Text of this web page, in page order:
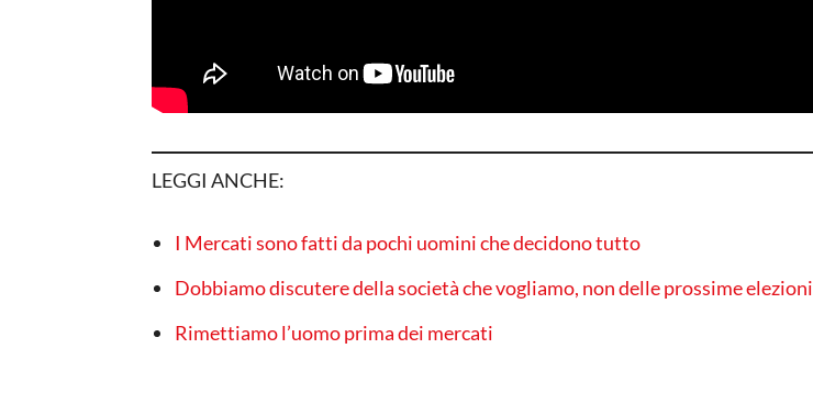
LEGGI ANCHE:
I Mercati sono fatti da pochi uomini che decidono tutto
Dobbiamo discutere della società che vogliamo, non delle prossime elezioni
Rimettiamo l’uomo prima dei mercati